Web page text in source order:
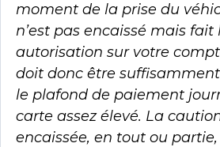
moment de la prise du
n’est pas encaissé mais fait
autorisation sur votre
doit donc être
le plafond de paiement
carte assez élevé. La
encaissée, en tout ou partie,